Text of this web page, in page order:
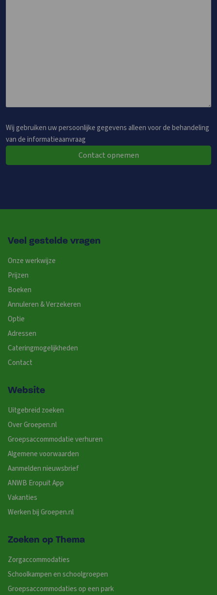
Wij gebruiken uw persoonlijke gegevens alleen voor de behandeling
van de informatieaanvraag
Contact opnemen
Veel gestelde vragen
Onze werkwijze
Prijzen
Boeken
Annuleren & Verzekeren
Optie
Adressen
Cateringmogelijkheden
Contact
Website
Uitgebreid zoeken
Over Groepen.nl
Groepsaccommodatie verhuren
Algemene voorwaarden
Aanmelden nieuwsbrief
ANWB Eropuit App
Vakanties
Werken bij Groepen.nl
Zoeken op Thema
Zorgaccommodaties
Schoolkampen en schoolgroepen
Groepsaccommodaties op een park